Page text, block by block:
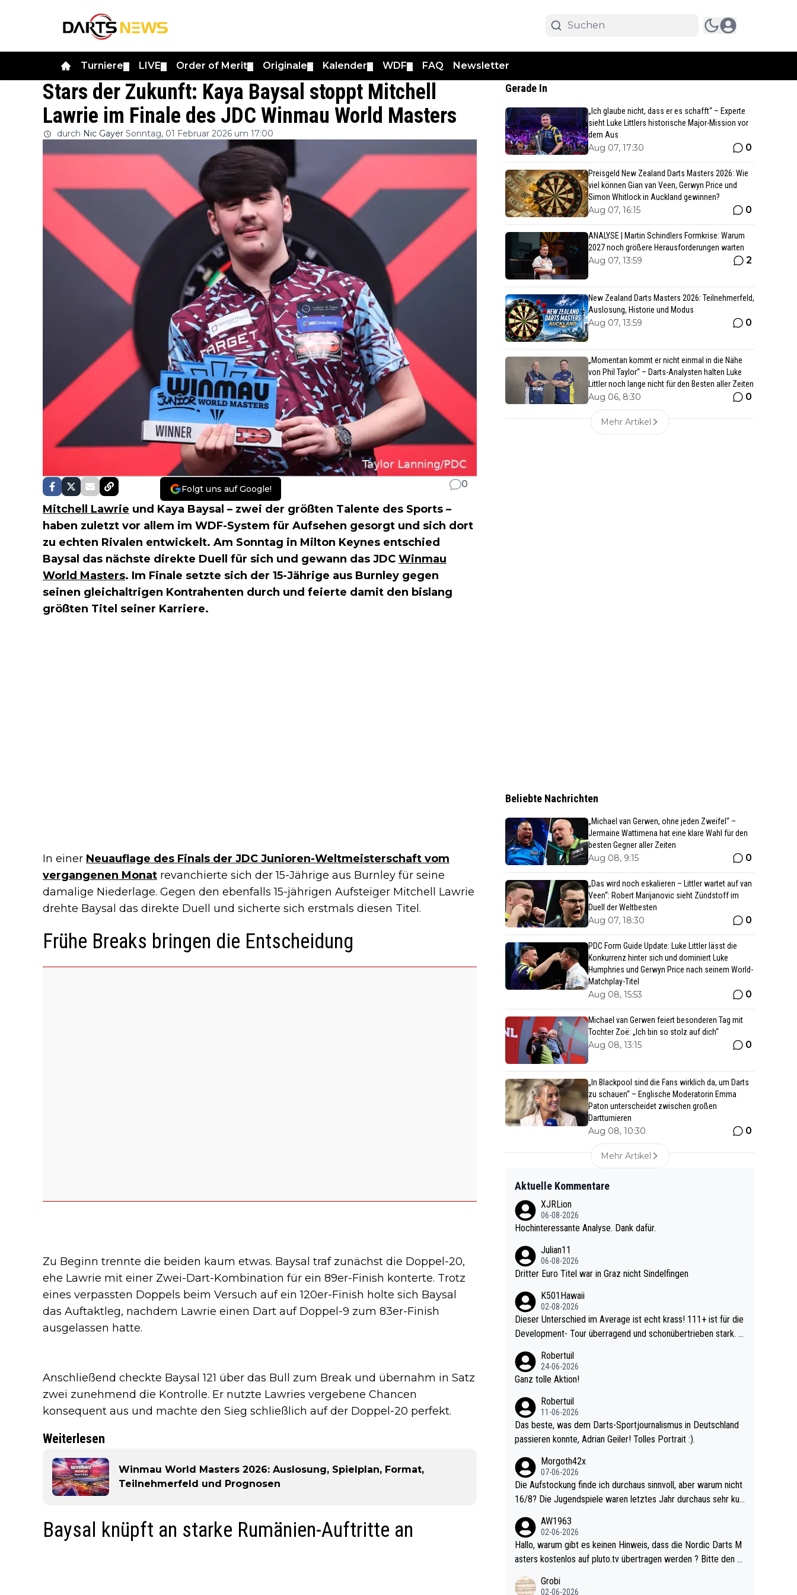
Turniere LIVE Order of Merit Originale Kalender WDF FAQ Newsletter
Stars der Zukunft: Kaya Baysal stoppt Mitchell
Lawrie im Finale des JDC Winmau World Masters
durch Nic Gayer Sonntag, 01 Februar 2026 um 17:00
Folgt uns auf Google! 0
Mitchell Lawrie und Kaya Baysal – zwei der größten Talente des Sports –
haben zuletzt vor allem im WDF-System für Aufsehen gesorgt und sich dort
zu echten Rivalen entwickelt. Am Sonntag in Milton Keynes entschied
Baysal das nächste direkte Duell für sich und gewann das JDC Winmau
World Masters. Im Finale setzte sich der 15-Jährige aus Burnley gegen
seinen gleichaltrigen Kontrahenten durch und feierte damit den bislang
größten Titel seiner Karriere.
In einer Neuauflage des Finals der JDC Junioren-Weltmeisterschaft vom
vergangenen Monat revanchierte sich der 15-Jährige aus Burnley für seine
damalige Niederlage. Gegen den ebenfalls 15-jährigen Aufsteiger Mitchell Lawrie
drehte Baysal das direkte Duell und sicherte sich erstmals diesen Titel.
Frühe Breaks bringen die Entscheidung
Zu Beginn trennte die beiden kaum etwas. Baysal traf zunächst die Doppel-20,
ehe Lawrie mit einer Zwei-Dart-Kombination für ein 89er-Finish konterte. Trotz
eines verpassten Doppels beim Versuch auf ein 120er-Finish holte sich Baysal
das Auftaktleg, nachdem Lawrie einen Dart auf Doppel-9 zum 83er-Finish
ausgelassen hatte.
Anschließend checkte Baysal 121 über das Bull zum Break und übernahm in Satz
zwei zunehmend die Kontrolle. Er nutzte Lawries vergebene Chancen
konsequent aus und machte den Sieg schließlich auf der Doppel-20 perfekt.
Weiterlesen
Winmau World Masters 2026: Auslosung, Spielplan, Format,
Teilnehmerfeld und Prognosen
Baysal knüpft an starke Rumänien-Auftritte an
Gerade In
„Ich glaube nicht, dass er es schafft“ – Experte
sieht Luke Littlers historische Major-Mission vor
dem Aus
Aug 07, 17:30 0
Preisgeld New Zealand Darts Masters 2026: Wie
viel können Gian van Veen, Gerwyn Price und
Simon Whitlock in Auckland gewinnen?
Aug 07, 16:15 0
ANALYSE | Martin Schindlers Formkrise: Warum
2027 noch größere Herausforderungen warten
Aug 07, 13:59 2
New Zealand Darts Masters 2026: Teilnehmerfeld,
Auslosung, Historie und Modus
Aug 07, 13:59 0
„Momentan kommt er nicht einmal in die Nähe
von Phil Taylor“ – Darts-Analysten halten Luke
Littler noch lange nicht für den Besten aller Zeiten
Aug 06, 8:30 0
Mehr Artikel
Beliebte Nachrichten
„Michael van Gerwen, ohne jeden Zweifel“ –
Jermaine Wattimena hat eine klare Wahl für den
besten Gegner aller Zeiten
Aug 08, 9:15 0
„Das wird noch eskalieren – Littler wartet auf van
Veen“: Robert Marijanovic sieht Zündstoff im
Duell der Weltbesten
Aug 07, 18:30 0
PDC Form Guide Update: Luke Littler lässt die
Konkurrenz hinter sich und dominiert Luke
Humphries und Gerwyn Price nach seinem World-
Matchplay-Titel
Aug 08, 15:53 0
Michael van Gerwen feiert besonderen Tag mit
Tochter Zoë: „Ich bin so stolz auf dich“
Aug 08, 13:15 0
„In Blackpool sind die Fans wirklich da, um Darts
zu schauen“ – Englische Moderatorin Emma
Paton unterscheidet zwischen großen
Dartturnieren
Aug 08, 10:30 0
Mehr Artikel
Aktuelle Kommentare
XJRLion
06-08-2026
Hochinteressante Analyse. Dank dafür.
Julian11
06-08-2026
Dritter Euro Titel war in Graz nicht Sindelfingen
K501Hawaii
02-08-2026
Dieser Unterschied im Average ist echt krass! 111+ ist für die
Development- Tour überragend und schonübertrieben stark. U
e mal 40+ erst recht. Da gewinnst keinen Blumentopf - ist ja n
och krasser wie ein Pokalspiel eines Kreisligisten vs einem Bu
Robertuil
24-06-2026
Ganz tolle Aktion!
Robertuil
11-06-2026
Das beste, was dem Darts-Sportjournalismus in Deutschland
passieren konnte, Adrian Geiler! Tolles Portrait :).
Morgoth42x
07-06-2026
Die Aufstockung finde ich durchaus sinnvoll, aber warum nicht
16/8? Die Jugendspiele waren letztes Jahr durchaus sehr kur
l. Allerdings ist Mitchell Lawrie als Nummer 1 der Welt eh quali
fiziert. Somit ändert die automatische Qualifikation des Weltm
eisters erstmal nichts. Ich denke sie wollen damit für nächste
d wohl wenig WDF Turniere spielen. Dies war bei Archie Self l
AW1963
02-06-2026
Hallo, warum gibt es keinen Hinweis, dass die Nordic Darts M
asters kostenlos auf pluto.tv übertragen werden ? Bitte den A
Grobi
02-06-2026